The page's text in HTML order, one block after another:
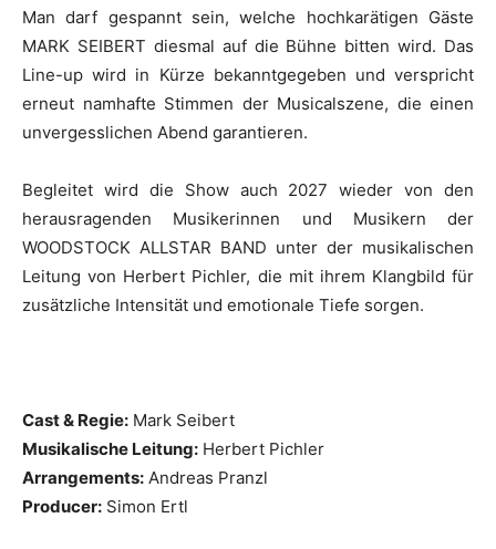
Man darf gespannt sein, welche hochkarätigen Gäste
MARK SEIBERT diesmal auf die Bühne bitten wird. Das
Line-up wird in Kürze bekanntgegeben und verspricht
erneut namhafte Stimmen der Musicalszene, die einen
unvergesslichen Abend garantieren.
Begleitet wird die Show auch 2027 wieder von den
herausragenden Musikerinnen und Musikern der
WOODSTOCK ALLSTAR BAND unter der musikalischen
Leitung von Herbert Pichler, die mit ihrem Klangbild für
zusätzliche Intensität und emotionale Tiefe sorgen.
Cast & Regie: Mark Seibert
Musikalische Leitung: Herbert Pichler
Arrangements: Andreas Pranzl
Producer: Simon Ertl